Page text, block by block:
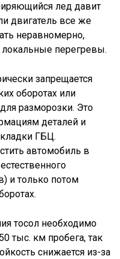
лед давит
двигатель все же
неравномерно,
перегревы.
запрещается
оборотах или
разморозки. Это
деталей и
ГБЦ.
автомобиль в
и только потом
тосол необходимо
тыс. км пробега, так
снижается из-за